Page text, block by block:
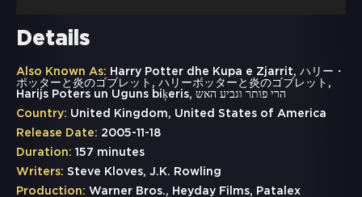
Details
Also Known As: Harry Potter dhe Kupa e Zjarrit, ハリー・
ポッターと炎のゴブレット, ハリーポッターと炎のゴブレット,
Harijs Poters un Uguns biķeris, הרי פותר וגביע האש
Country: United Kingdom, United States of America
Release Date: 2005-11-18
Duration: 157 minutes
Writers: Steve Kloves, J.K. Rowling
Production: Warner Bros., Heyday Films, Patalex